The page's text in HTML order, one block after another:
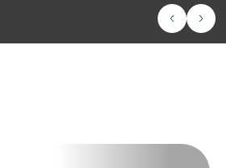
Телеграмм